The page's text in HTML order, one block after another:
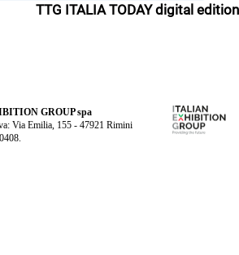
TTG ITALIA TODAY digital edition
GROUP spa
Via Emilia, 155 - 47921 Rimini